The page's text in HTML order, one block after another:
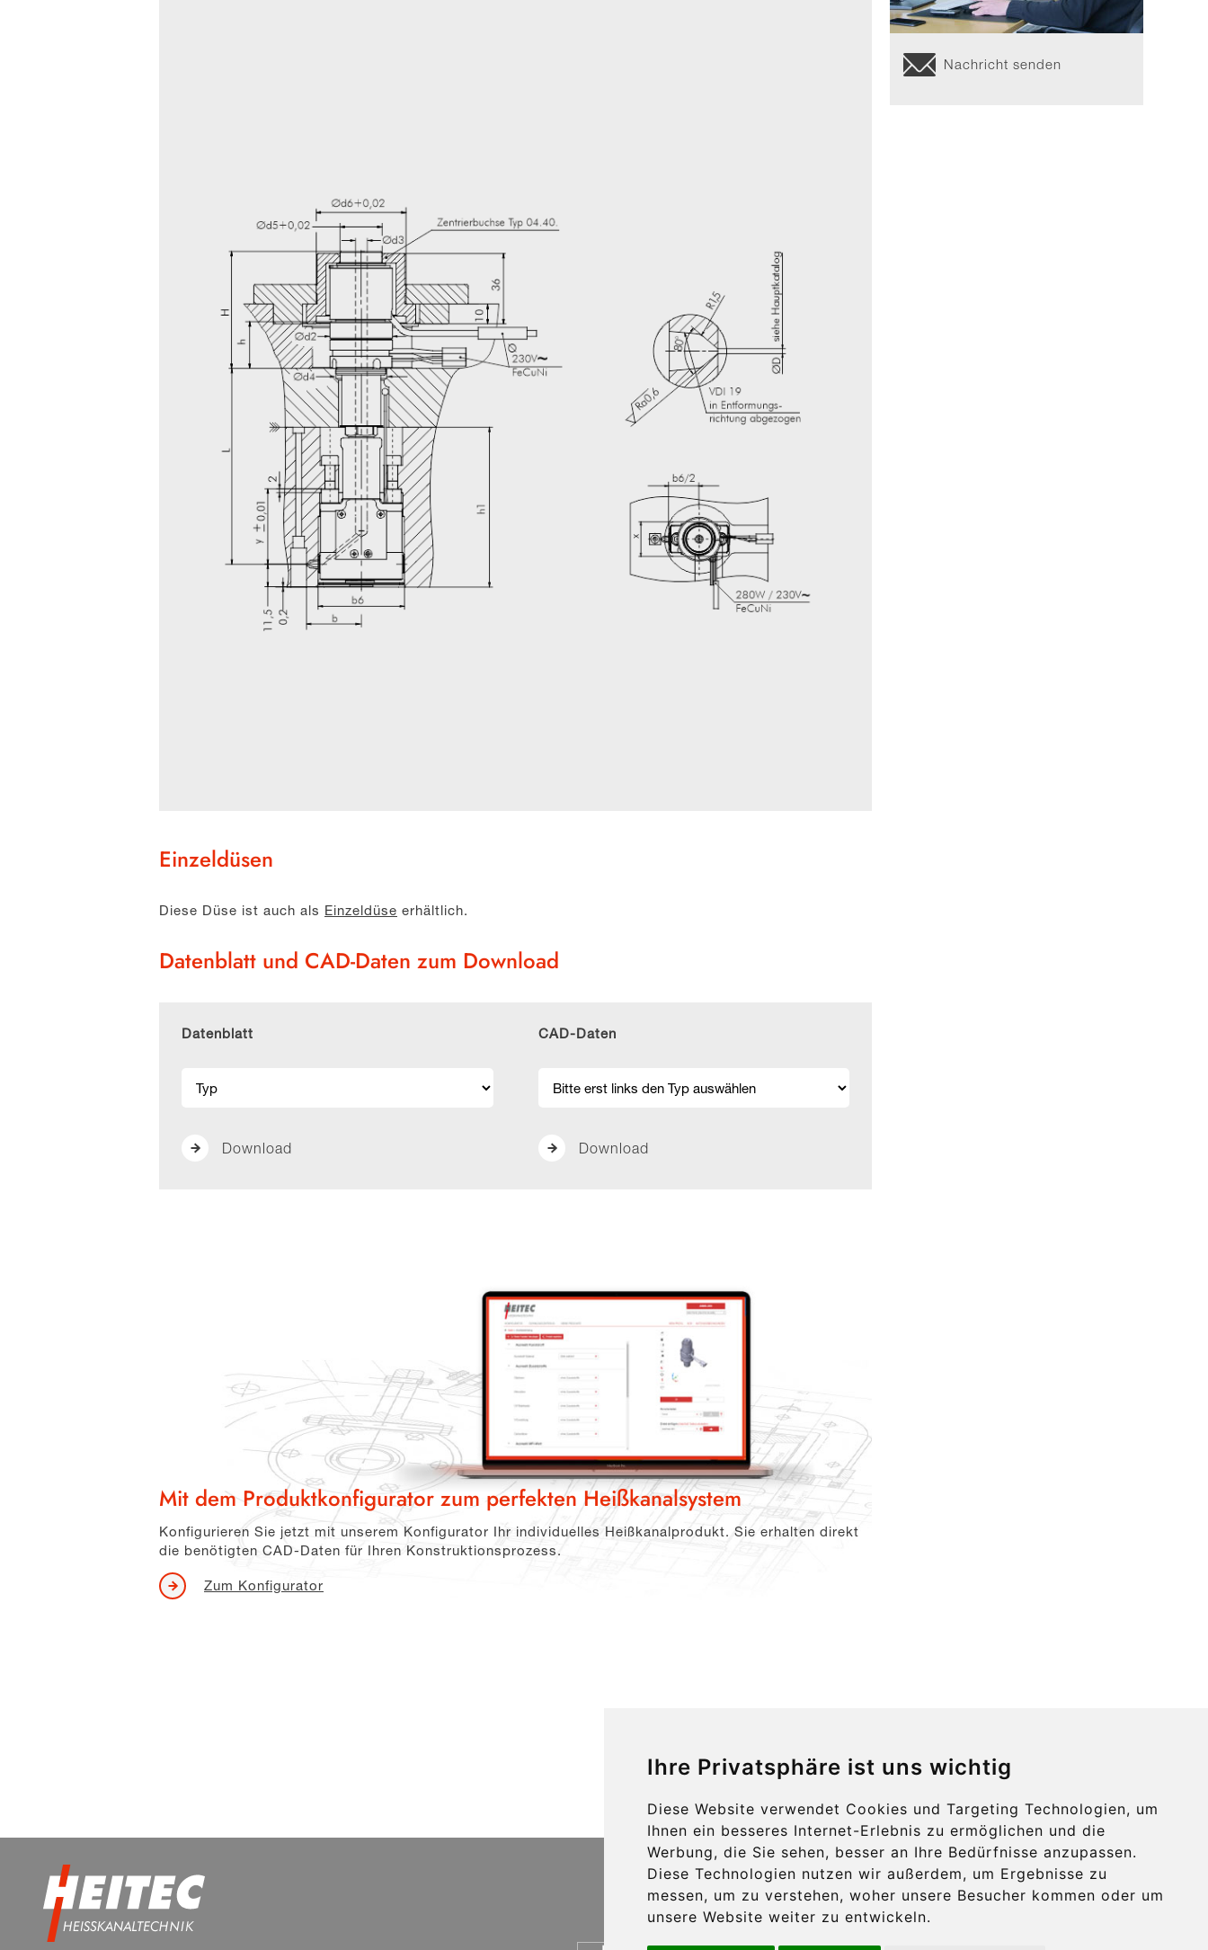
Ihre Privatsphäre ist uns wichtig
Diese Website verwendet Cookies und Targeting Technologien, um
Ihnen ein besseres Internet-Erlebnis zu ermöglichen und die
Werbung, die Sie sehen, besser an Ihre Bedürfnisse anzupassen.
Diese Technologien nutzen wir außerdem, um Ergebnisse zu
messen, um zu verstehen, woher unsere Besucher kommen oder um
unsere Website weiter zu entwickeln.
Einzeldüsen
Diese Düse ist auch als Einzeldüse erhältlich.
Datenblatt und CAD-Daten zum Download
Datenblatt
Download
CAD-Daten
Download
Mit dem Produktkonfigurator zum perfekten Heißkanalsystem
Konfigurieren Sie jetzt mit unserem Konfigurator Ihr individuelles Heißkanalprodukt. Sie erhalten direkt
die benötigten CAD-Daten für Ihren Konstruktionsprozess.
Zum Konfigurator
Nachricht senden